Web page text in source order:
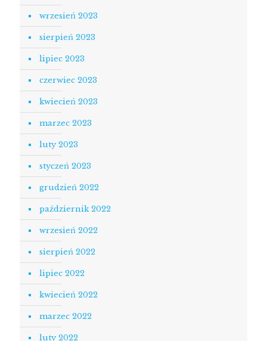
wrzesień 2023
sierpień 2023
lipiec 2023
czerwiec 2023
kwiecień 2023
marzec 2023
luty 2023
styczeń 2023
grudzień 2022
październik 2022
wrzesień 2022
sierpień 2022
lipiec 2022
kwiecień 2022
marzec 2022
luty 2022